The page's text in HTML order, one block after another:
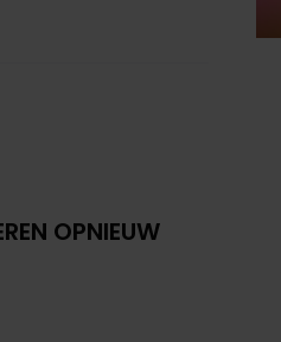
OPNIEUW